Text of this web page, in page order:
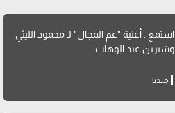
استمع.. أغنية "عم المجال" لـ محمود الليثي
وشيرين عبد الوهاب
ميديا